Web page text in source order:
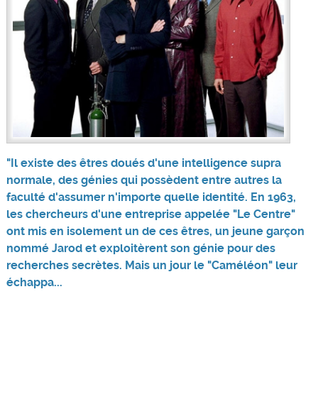
"Il existe des êtres doués d'une intelligence supra
normale, des génies qui possèdent entre autres la
faculté d'assumer n'importe quelle identité. En 1963,
les chercheurs d'une entreprise appelée "Le Centre"
ont mis en isolement un de ces êtres, un jeune garçon
nommé Jarod et exploitèrent son génie pour des
recherches secrètes. Mais un jour le "Caméléon" leur
échappa...